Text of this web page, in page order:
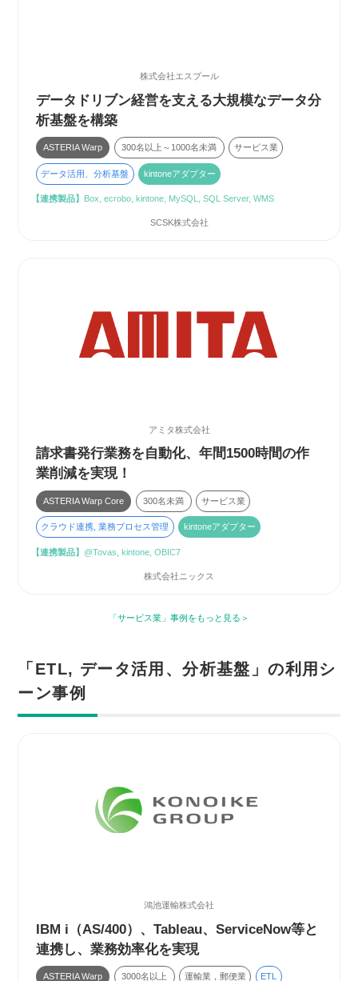
株式会社エスプール
データドリブン経営を支える大規模なデータ分
析基盤を構築
ASTERIA Warp 300名以上～1000名未満 サービス業
データ活用、分析基盤 kintoneアダプター
【連携製品】 Box, ecrobo, kintone, MySQL, SQL Server, WMS
SCSK株式会社
アミタ株式会社
請求書発行業務を自動化、年間1500時間の作
業削減を実現！
ASTERIA Warp Core 300名未満 サービス業
クラウド連携, 業務プロセス管理 kintoneアダプター
【連携製品】 @Tovas, kintone, OBIC7
株式会社ニックス
「サービス業」事例をもっと見る
「ETL, データ活用、分析基盤」の利用シ
ーン事例
鴻池運輸株式会社
IBM i（AS/400）、Tableau、ServiceNow等と
連携し、業務効率化を実現
ASTERIA Warp 3000名以上 運輸業，郵便業 ETL